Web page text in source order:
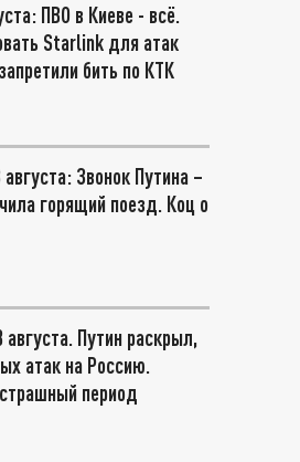
ПВО в Киеве - всё.
Starlink для атак
бить по КТК
Звонок Путина –
горящий поезд. Коц о
августа. Путин раскрыл,
атак на Россию.
период